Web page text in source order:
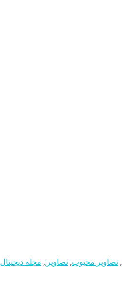
, تصاویر محبوب, تصاویر:, مجله دیجیتال